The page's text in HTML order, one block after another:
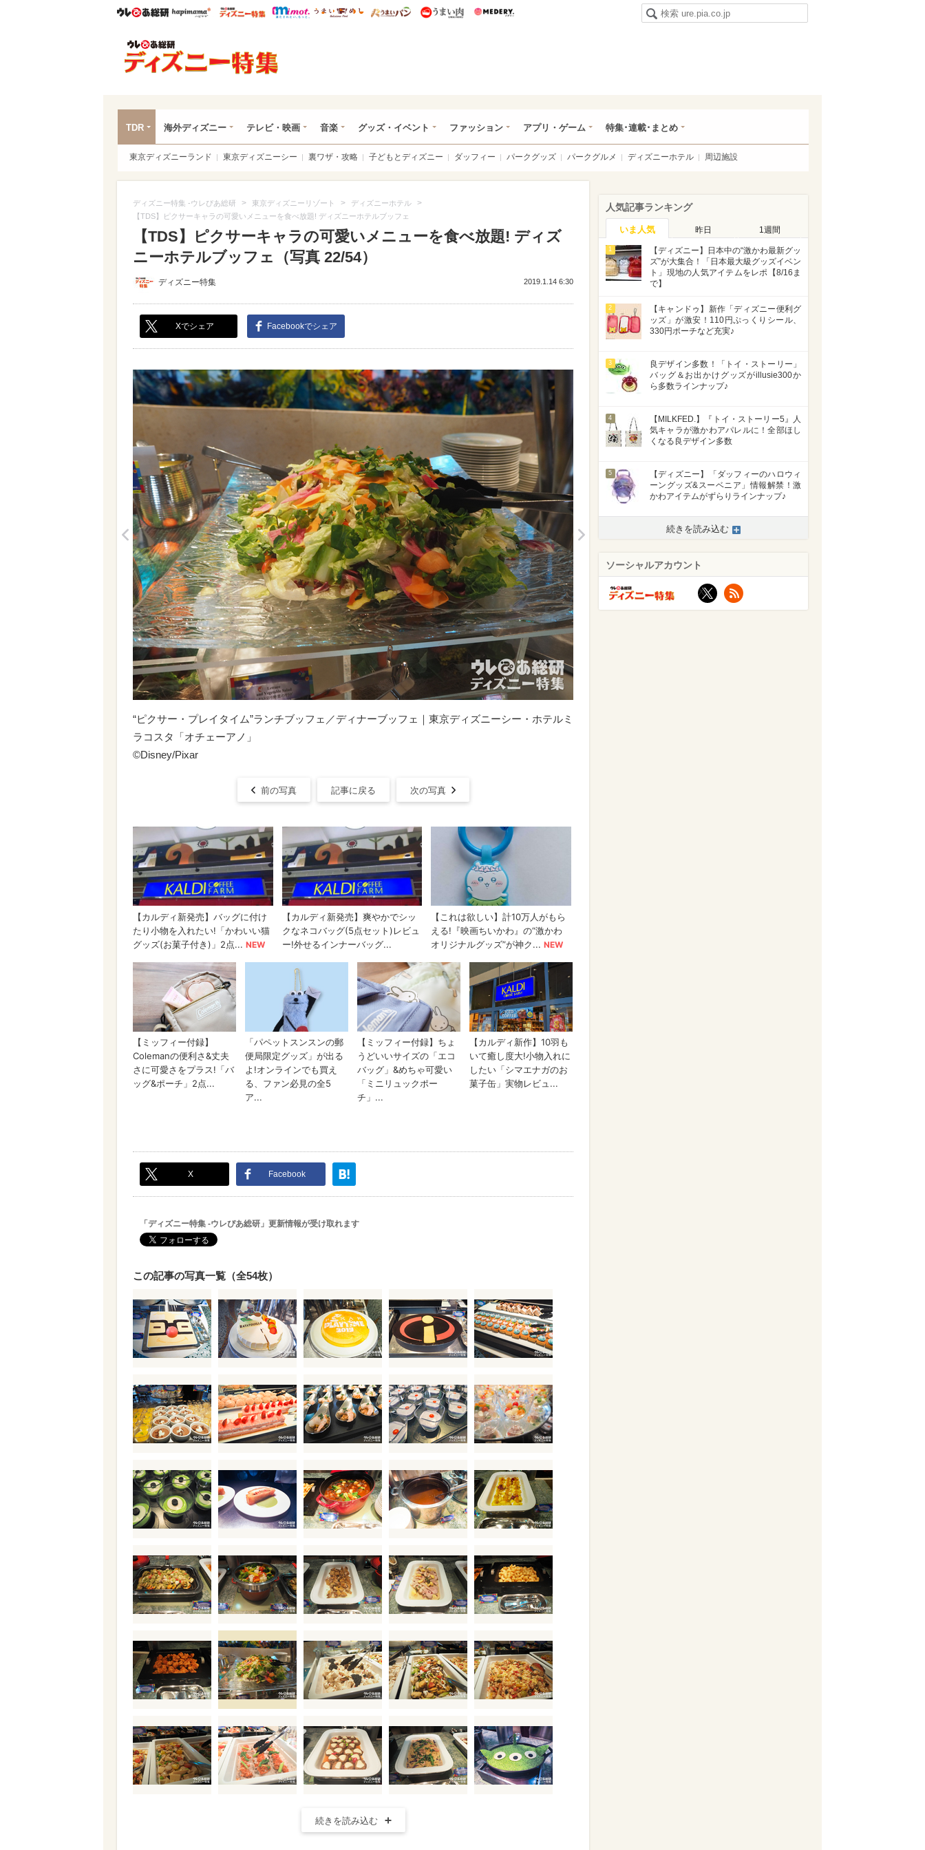
ウレぴあ総研ハピママ* ウレぴあ総研 ディズニー特集
mimot. うまいめし うまいパン うまい肉
TDR 海外ディズニー テレビ・映画 音楽 グッズ・イベント ファッション アプリ・ゲーム 特集･連載･まとめ
東京ディズニーランド 東京ディズニーシー 裏ワザ・攻略 子どもとディズニー ダッフィー パークグッズ パークグルメ ディズニーホテル 周辺施設
ディズニー特集 -ウレぴあ総研 > 東京ディズニーリゾート > ディズニーホテル >
【TDS】ピクサーキャラの可愛いメニューを食べ放題! ディズニーホテルブッフェ
【TDS】ピクサーキャラの可愛いメニューを食べ放題! ディズ
ニーホテルブッフェ（写真 22/54）
ディズニー特集 2019.1.14 6:30
Xでシェア Facebookでシェア
“ピクサー・プレイタイム”ランチブッフェ／ディナーブッフェ｜東京ディズニーシー・ホテルミ
ラコスタ「オチェーアノ」
©︎Disney/Pixar
前の写真 記事に戻る 次の写真
X Facebook
「ディズニー特集 -ウレぴあ総研」更新情報が受け取れます
この記事の写真一覧（全54枚）
続きを読み込む
人気記事ランキング
いま人気 昨日 1週間
1
【ディズニー】日本中の“激かわ最新グッ
ズ”が大集合！「日本最大級グッズイベン
ト」現地の人気アイテムをレポ【8/16ま
で】
2
【キャンドゥ】新作「ディズニー便利グ
ッズ」が激安！110円ぷっくりシール、
330円ポーチなど充実♪
3
良デザイン多数！「トイ・ストーリー」
バッグ＆お出かけグッズがillusie300か
ら多数ラインナップ♪
4
【MILKFED.】『トイ・ストーリー5』人
気キャラが激かわアパレルに！全部ほし
くなる良デザイン多数
5
【ディズニー】「ダッフィーのハロウィ
ーングッズ&スーベニア」情報解禁！激
かわアイテムがずらりラインナップ♪
続きを読み込む
ソーシャルアカウント
X